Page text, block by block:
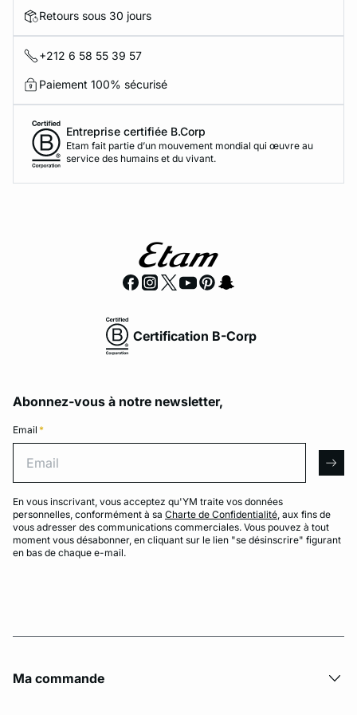
Retours sous 30 jours
+212 6 58 55 39 57
Paiement 100% sécurisé
Entreprise certifiée B.Corp
Etam fait partie d’un mouvement mondial qui œuvre au
service des humains et du vivant.
Certification B-Corp
Abonnez-vous à notre newsletter,
Email *
En vous inscrivant, vous acceptez qu'YM traite vos données
personnelles, conformément à sa Charte de Confidentialité, aux fins de
vous adresser des communications commerciales. Vous pouvez à tout
moment vous désabonner, en cliquant sur le lien "se désinscrire" figurant
en bas de chaque e-mail.
Ma commande